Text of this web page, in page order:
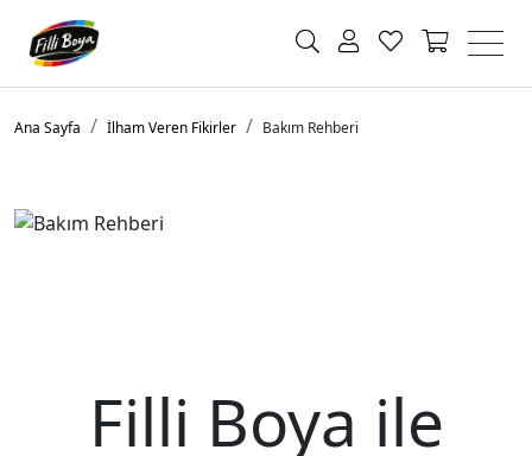
Ana Sayfa İlham Veren Fikirler Bakım Rehberi
Filli Boya ile